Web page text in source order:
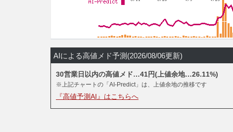
AIによる高値メド予測(2026/08/06更新)
30営業日以内の高値メド…41円(上値余地…26.11%)
※上記チャートの「AI-Predict」は、上値余地の推移です
『高値予測AI』はこちらへ